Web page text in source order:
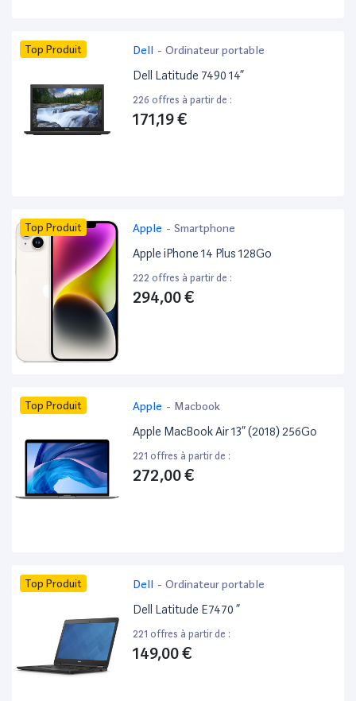
Top Produit Dell - Ordinateur portable
Dell Latitude 7490 14”
226 offres à partir de :
171,19 €
Top Produit Apple - Smartphone
Apple iPhone 14 Plus 128Go
222 offres à partir de :
294,00 €
Top Produit Apple - Macbook
Apple MacBook Air 13” (2018) 256Go
221 offres à partir de :
272,00 €
Top Produit Dell - Ordinateur portable
Dell Latitude E7470 ”
221 offres à partir de :
149,00 €